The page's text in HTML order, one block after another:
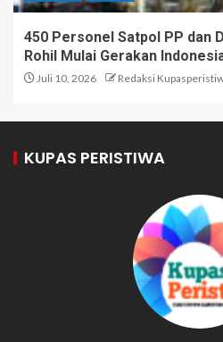
450 Personel Satpol PP dan
Rohil Mulai Gerakan
Juli 10, 2026 Redaksi
KUPAS PERISTIWA